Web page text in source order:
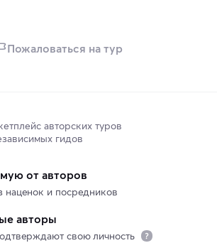
Пожаловаться на тур
авторских туров
гидов
от авторов
наценок и посредников
авторы
свою личность